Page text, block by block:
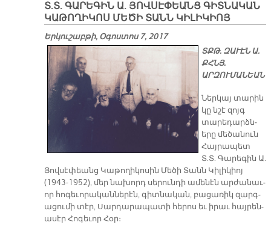
Տ.Տ. ԳԱՐԵԳԻՆ Ա. ՅՈՎՍԷՓԵԱՆՑ ԳԻՏՆԱԿԱՆ
ԿԱԹՈՂԻԿՈՍ ՄԵԾԻ ՏԱՆՆ ԿԻԼԻԿԻՈՅ
Երկուշաբթի, Օգոստոս 7, 2017
ՏՔԹ. ԶԱՒԷՆ Ա.
ՔՀՆՅ.
ԱՐԶՈՒՄԱՆԵԱՆ
Ներկ­այ տար­ին
կը նշէ զ­­ոյգ
տար­եդ­արձ­ն­
եր­ը մեծ­ան­ուն
Հայր­ապ­ետ
Տ.Տ. Գար­եգ­ին Ա.
Յովս­էփ­եանց Կաթ­ող­իկ­ոս­ին Մեծ­ի Տանն Կիլ­իկ­իոյ
(1943-1952), մեր նախ­որդ սե­րուն­դ­ի ամ­են­էն արժ­ան­աւ­
որ հոգ­եւ­որ­ա­կանն­եր­էն, գիտն­ակ­ան, բաց­առ­իկ զարգ­
ա­ցում­ի տէր, Սարդ­ար­ապ­ատ­ի հեր­ոս եւ ի­րաւ հայր­են­
աս­էր Հոգ­եւ­որ Հօր։